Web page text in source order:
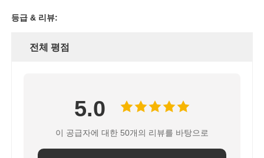
등급 & 리뷰:
전체 평점
5.0
이 공급자에 대한 50개의 리뷰를 바탕으로